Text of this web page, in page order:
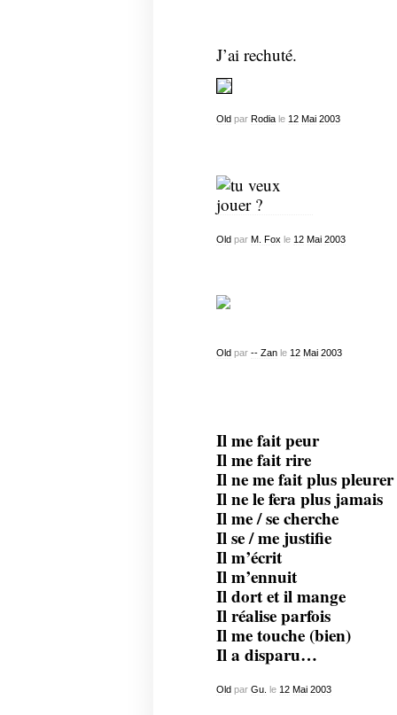
J’ai rechuté.
Oldpar Rodiale 12 Mai 2003
Oldpar M. Fox le 12 Mai 2003
Oldpar -- Zanle 12 Mai 2003
Il me fait peur
Il me fait rire
Il ne me fait plus pleurer
Il ne le fera plus jamais
Il me / se cherche
Il se / me justifie
Il m’écrit
Il m’ennuit
Il dort et il mange
Il réalise parfois
Il me touche (bien)
Il a disparu…
Old par Gu. le 12 Mai 2003